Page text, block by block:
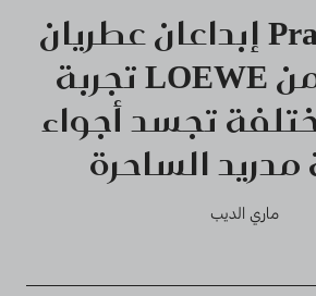
Doré وPrado إبداعان عطريان
جديدان من LOEWE تجربة
تجسد أجواء
الساحرة
ماري الديب